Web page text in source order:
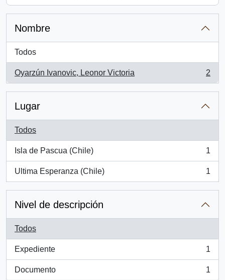
Nombre
Todos
Oyarzún Ivanovic, Leonor Victoria
, 2 resultados
2
Lugar
Todos
Isla de Pascua (Chile)
, 1 resultados
1
Ultima Esperanza (Chile)
, 1 resultados
1
Nivel de descripción
Todos
Expediente
, 1 resultados
1
Documento
, 1 resultados
1